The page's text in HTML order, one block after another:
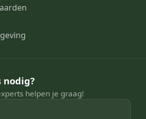
nodig?
helpen je graag!